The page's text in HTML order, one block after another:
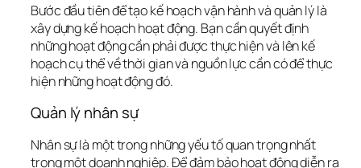
Bước đầu tiên để tạo kế hoạch vận hành và quản lý là
xây dựng kế hoạch hoạt động. Bạn cần quyết định
những hoạt động cần phải được thực hiện và lên kế
hoạch cụ thể về thời gian và nguồn lực cần có để thực
hiện những hoạt động đó.
Quản lý nhân sự
Nhân sự là một trong những yếu tố quan trọng nhất
trong một doanh nghiệp. Để đảm bảo hoạt động diễn ra